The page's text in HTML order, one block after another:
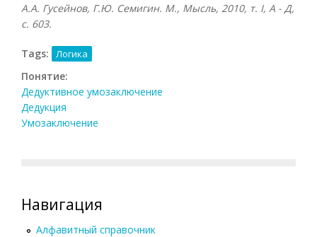
А.А. Гусейнов, Г.Ю. Семигин. М., Мысль, 2010, т. I, А - Д,
с. 603.
Tags: Логика
Понятие:
Дедуктивное умозаключение
Дедукция
Умозаключение
Навигация
Алфавитный справочник